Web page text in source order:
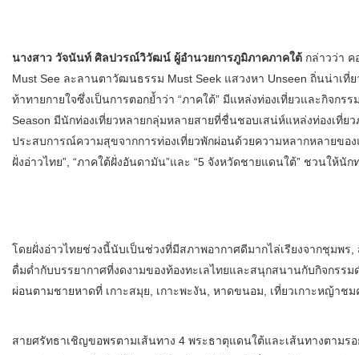
นางสาว วัจนันท์ ศิลปวรณ์วิวัฒน์ ผู้อำนวยการภูมิภาคภาคใต้ กล่าวว่า ค
Must See ละลานตาวัฒนธรรม Must Seek แสวงหา Unseen ถิ่นน่าเ
ท้าทายกายใจซึ่งเป็นการตอกย้ำว่า “ภาคใต้” มีแหล่งท่องเที่ยวและกิจก
Season มีนักท่องเที่ยวหลายกลุ่มหลายสายที่ชื่นชอบเสน่ห์แหล่งท่องเที่ย
ประสบการณ์ความสุขจากการท่องเที่ยวพักผ่อนด้วยความหลากหลายขอ
ฝั่งอ่าวไทย”, “ภาคใต้ฝั่งอันดามัน”และ “5 จังหวัดชายแดนใต้” ชวนให้นัก
โดยฝั่งอ่าวไทยช่วงนี้นับเป็นช่วงที่มีสภาพอากาศดีมากไล่เรียงจากชุมพ
ดื่มด่ำกับบรรยากาศที่งดงามของท้องทะเลไทยและสนุกสนานกับกิจกรร
ผ่อนตามชายหาดที่ เกาะสมุย, เกาะพะงัน, หาดขนอม, เที่ยวเกาะหญ้าช
สายศรัทธาเชิญขอพรตามเส้นทาง 4 พระธาตุแดนใต้และเส้นทางตามร